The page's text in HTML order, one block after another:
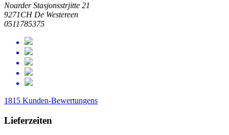
Noarder Stasjonsstrjitte 21
9271CH De Westereen
0511785375
1815 Kunden-Bewertungens
Lieferzeiten